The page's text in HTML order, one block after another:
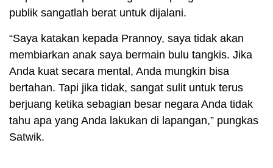
publik sangatlah berat untuk dijalani.
“Saya katakan kepada Prannoy, saya tidak akan
membiarkan anak saya bermain bulu tangkis. Jika
Anda kuat secara mental, Anda mungkin bisa
bertahan. Tapi jika tidak, sangat sulit untuk terus
berjuang ketika sebagian besar negara Anda tidak
tahu apa yang Anda lakukan di lapangan,” pungkas
Satwik.